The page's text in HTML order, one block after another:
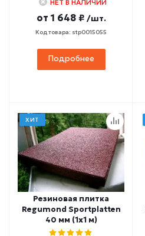
НЕТ В НАЛИЧИИ
от 1 648 ₽ /шт.
Код товара: stp0015055
Подробнее
ХИТ
Резиновая плитка
Regumond Sportplatten
40 мм (1х1 м)